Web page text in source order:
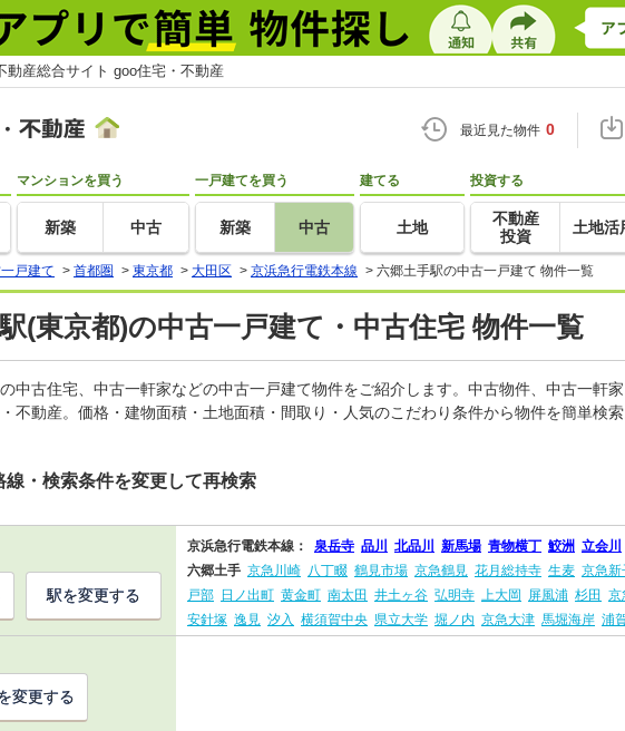
動産総合サイト goo住宅・不動産
最近見た物件 0
マンションを買う
新築 中古
一戸建てを買う
新築 中古
建てる
土地
投資する
不動産
投資
土地活
戸建て > 首都圏 > 東京都 > 大田区 > 京浜急行電鉄本線 > 六郷土手駅の中古一戸建て 物件一覧
(東京都)の中古一戸建て・中古住宅 物件一覧
中古住宅、中古一軒家などの中古一戸建て物件をご紹介します。中古物件、中古一軒
不動産。価格・建物面積・土地面積・間取り・人気のこだわり条件から物件を簡単検
線・検索条件を変更して再検索
京浜急行電鉄本線： 泉岳寺 品川 北品川 新馬場 青物横丁 鮫洲 立会川
六郷土手 京急川崎 八丁畷 鶴見市場 京急鶴見 花月総持寺 生麦 京急新
戸部 日ノ出町 黄金町 南太田 井土ヶ谷 弘明寺 上大岡 屏風浦 杉田 京
安針塚 逸見 汐入 横須賀中央 県立大学 堀ノ内 京急大津 馬堀海岸 浦
駅を変更する
変更する